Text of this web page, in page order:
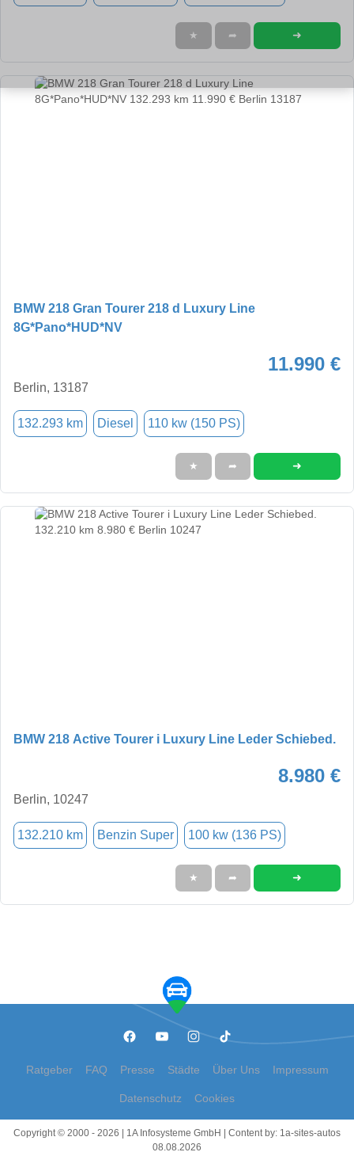
★ ➦ ➜
BMW 218 Gran Tourer 218 d Luxury Line
8G*Pano*HUD*NV
11.990 €
Berlin, 13187
132.293 km Diesel 110 kw (150 PS)
★ ➦ ➜
BMW 218 Active Tourer i Luxury Line Leder Schiebed.
8.980 €
Berlin, 10247
132.210 km Benzin Super 100 kw (136 PS)
★ ➦ ➜
Ratgeber FAQ Presse Städte Über Uns Impressum
Datenschutz Cookies
Copyright © 2000 - 2026 | 1A Infosysteme GmbH | Content by: 1a-sites-autos
08.08.2026